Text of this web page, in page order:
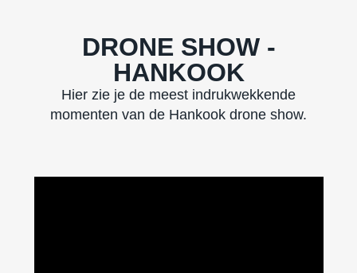
DRONE SHOW -
HANKOOK
Hier zie je de meest indrukwekkende
momenten van de Hankook drone show.